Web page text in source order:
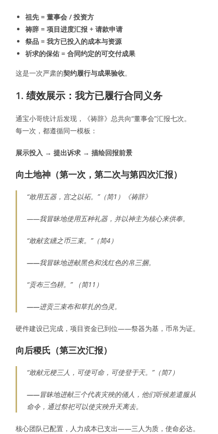
祖先 = 董事会 / 投资方
祷辞 = 项目进度汇报 + 请款申请
祭品 = 我方已投入的成本与资源
祈求的保佑 = 合同约定的可交付成果
这是一次严肃的契约履行与成果验收。
1. 绩效展示：我方已履行合同义务
通宝小哥统计后发现，《祷辞》总共向“董事会”汇报七次。
每一次，都遵循同一模板：
展示投入 → 提出诉求 → 描绘回报前景
向土地神（第一次，第二次与第四次汇报）
“敢用五器，宫之以祏。”（简1）《祷辞》
——我冒昧地使用五种礼器，并以神主为核心来供奉。
“敢献玄纁之币三束。”（简4）
——我冒昧地进献黑色和浅红色的帛三捆。
“贡布三刍耕。” （简11）
——进贡三束布和草扎的刍灵。
硬件建设已完成，项目资金已到位——祭器为基，币帛为证。
向后稷氏 （第三次汇报）
“敢献元梗三人，可使可命，可使登于天。”（简7）
——冒昧地进献三个代表灾殃的俑人，他们听候差遣服从
命令，通过祭祀可以使灾殃升天离去。
核心团队已配置，人力成本已支出——三人为质，使命必达。